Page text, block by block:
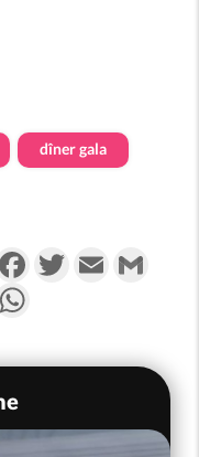
dîner gala
PartagerFacebookTwitterEmail
Messenger